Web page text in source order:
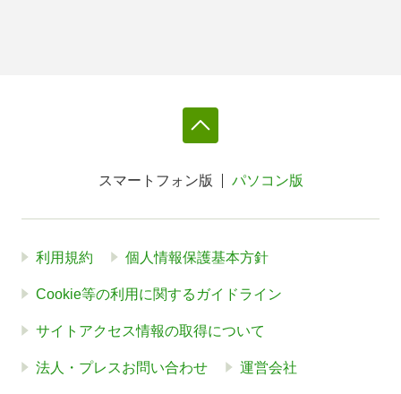
スマートフォン版 パソコン版
利用規約 個人情報保護基本方針
Cookie等の利用に関するガイドライン
サイトアクセス情報の取得について
法人・プレスお問い合わせ 運営会社